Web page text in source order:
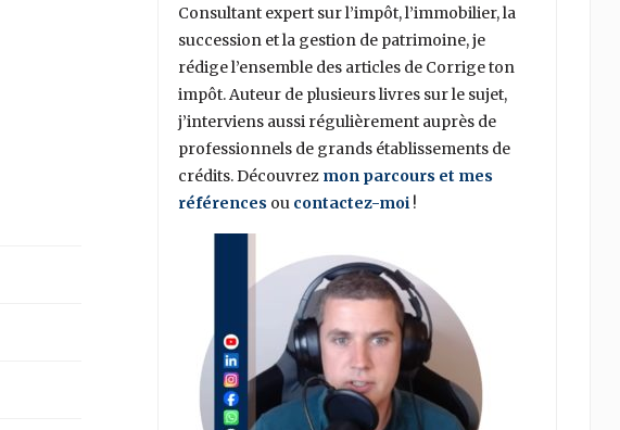
Consultant expert sur l’impôt, l’immobilier, la
succession et la gestion de patrimoine, je
rédige l’ensemble des articles de Corrige ton
impôt. Auteur de plusieurs livres sur le sujet,
j’interviens aussi régulièrement auprès de
professionnels de grands établissements de
crédits. Découvrez mon parcours et mes
références ou contactez-moi!